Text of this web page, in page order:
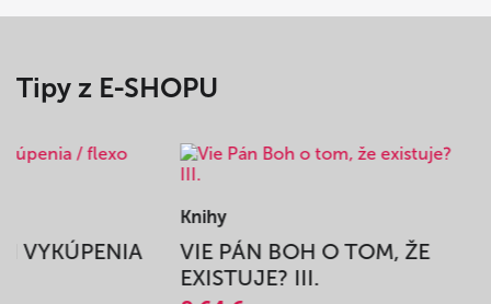
Tipy z E-SHOPU
VYKÚPENIA
Knihy
VIE PÁN BOH O TOM, ŽE
EXISTUJE? III.